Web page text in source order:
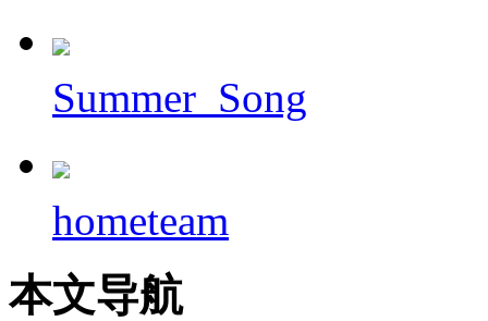
Summer_Song
hometeam
本文导航